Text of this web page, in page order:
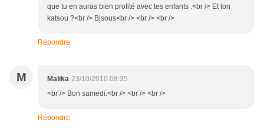
que tu en auras bien profité avec tes enfants .<br /> Et ton
katsou ?<br /> Bisous<br /> <br /> <br />
Répondre
M Malika 23/10/2010 08:35
<br /> Bon samedi.<br /> <br /> <br />
Répondre